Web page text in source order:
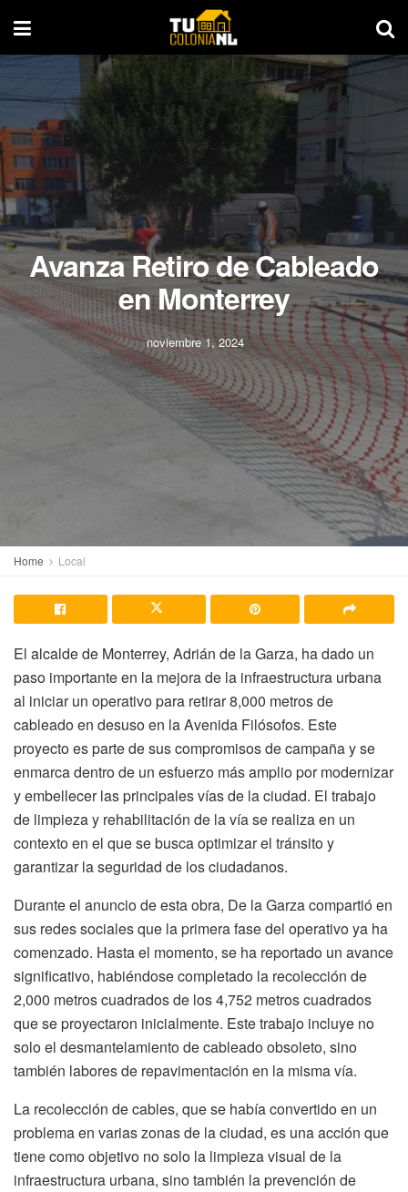
Avanza Retiro de Cableado
en Monterrey
noviembre 1, 2024
Home Local
El alcalde de Monterrey, Adrián de la Garza, ha dado un
paso importante en la mejora de la infraestructura urbana
al iniciar un operativo para retirar 8,000 metros de
cableado en desuso en la Avenida Filósofos. Este
proyecto es parte de sus compromisos de campaña y se
enmarca dentro de un esfuerzo más amplio por modernizar
y embellecer las principales vías de la ciudad. El trabajo
de limpieza y rehabilitación de la vía se realiza en un
contexto en el que se busca optimizar el tránsito y
garantizar la seguridad de los ciudadanos.
Durante el anuncio de esta obra, De la Garza compartió en
sus redes sociales que la primera fase del operativo ya ha
comenzado. Hasta el momento, se ha reportado un avance
significativo, habiéndose completado la recolección de
2,000 metros cuadrados de los 4,752 metros cuadrados
que se proyectaron inicialmente. Este trabajo incluye no
solo el desmantelamiento de cableado obsoleto, sino
también labores de repavimentación en la misma vía.
La recolección de cables, que se había convertido en un
problema en varias zonas de la ciudad, es una acción que
tiene como objetivo no solo la limpieza visual de la
infraestructura urbana, sino también la prevención de